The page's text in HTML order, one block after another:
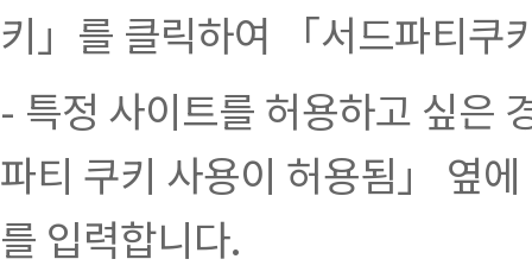
키」를 클릭하여 「서드파티쿠
- 특정 사이트를 허용하고 싶은
파티 쿠키 사용이 허용됨」 옆
를 입력합니다.